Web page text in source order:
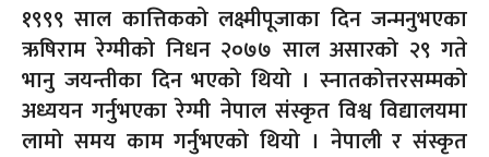
१९९९ साल कात्तिकको लक्ष्मीपूजाका दिन जन्मनुभएका
ऋषिराम रेग्मीको निधन २०७७ साल असारको २९ गते
भानु जयन्तीका दिन भएको थियो । स्नातकोत्तरसम्मको
अध्ययन गर्नुभएका रेग्मी नेपाल संस्कृत विश्व विद्यालयमा
लामो समय काम गर्नुभएको थियो । नेपाली र संस्कृत